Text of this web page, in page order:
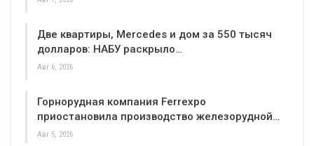
Две квартиры, Mercedes и дом за 550 тысяч
долларов: НАБУ раскрыло…
Авг 6, 2026
Горнорудная компания Ferrexpo
приостановила производство железорудной…
Авг 5, 2026